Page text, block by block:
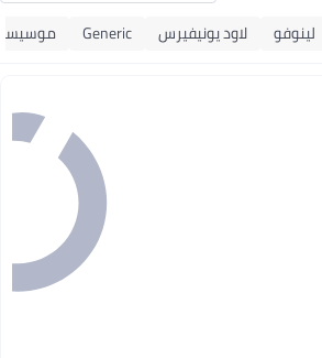
لينوفو لاود يونيفيرس Generic